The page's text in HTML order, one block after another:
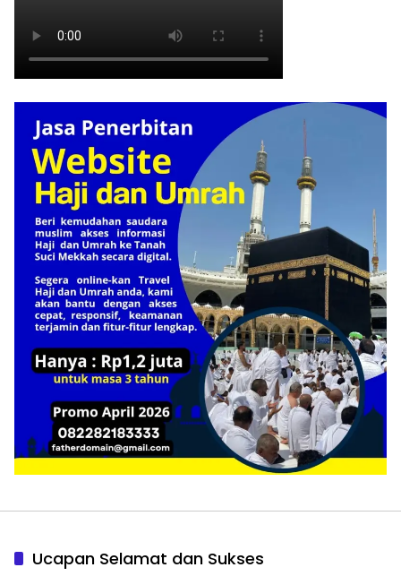
Ucapan Selamat dan Sukses